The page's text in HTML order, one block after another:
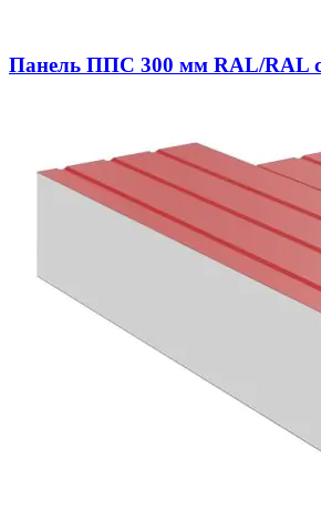
Панель ППС 300 мм RAL/RAL